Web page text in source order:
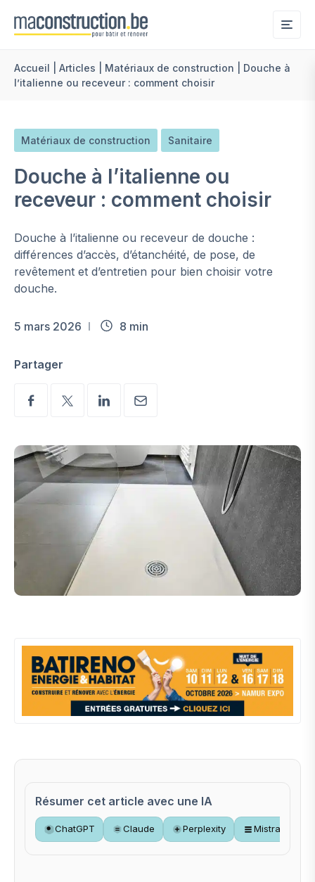
Accueil Articles Matériaux de construction
Douche à
l’italienne ou receveur : comment choisir
Matériaux de construction Sanitaire
Douche à l’italienne ou
receveur : comment choisir
Douche à l’italienne ou receveur de douche :
différences d’accès, d’étanchéité, de pose, de
revêtement et d’entretien pour bien choisir votre
douche.
5 mars 2026 8 min
Partager
Résumer cet article avec une IA
ChatGPT Claude Perplexity Mistral